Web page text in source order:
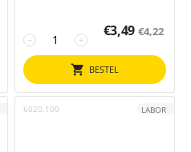
+
−
€3,49 €4,22
BESTEL
6020.100 LABOR